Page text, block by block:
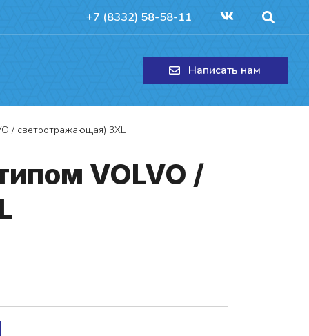
+7 (8332) 58-58-11
Написать нам
/ светоотражающая) 3XL
VOLVO /